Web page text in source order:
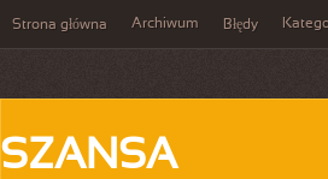
Strona główna Archiwum Błędy
SZANSA